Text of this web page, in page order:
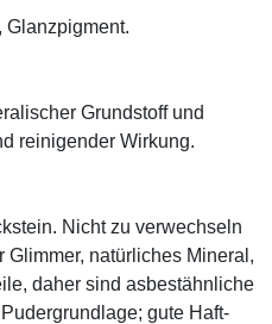
Glanzpigment.
Grundstoff und
reinigender Wirkung.
Nicht zu verwechseln
Glimmer, natürliches Mineral,
daher sind asbestähnliche
gute Haft-